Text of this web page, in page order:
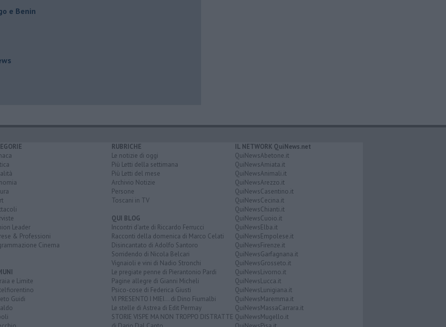
e Benin
Leader
& Professioni
Cinema
e Limite
Guidi
RUBRICHE
Le notizie di oggi
Più Letti della settimana
Più Letti del mese
Archivio Notizie
Persone
Toscani in TV
QUI BLOG
Incontri d'arte di Riccardo Ferrucci
Racconti della domenica di Marco Celati
Disincantato di Adolfo Santoro
Sorridendo di Nicola Belcari
Vignaioli e vini di Nadio Stronchi
Le pregiate penne di Pierantonio Pardi
Pagine allegre di Gianni Micheli
Psico-cose di Federica Giusti
VI PRESENTO I MIEI... di Dino Fiumalbi
Le stelle di Astrea di Edit Permay
STORIE VISPE MA NON TROPPO DISTRATTE
IL NETWORK QuiNews.net
QuiNewsAbetone.it
QuiNewsAmiata.it
QuiNewsAnimali.it
QuiNewsArezzo.it
QuiNewsCasentino.it
QuiNewsCecina.it
QuiNewsChianti.it
QuiNewsCuoio.it
QuiNewsElba.it
QuiNewsEmpolese.it
QuiNewsFirenze.it
QuiNewsGarfagnana.it
QuiNewsGrosseto.it
QuiNewsLivorno.it
QuiNewsLucca.it
QuiNewsLunigiana.it
QuiNewsMaremma.it
QuiNewsMassaCarrara.it
QuiNewsMugello.it